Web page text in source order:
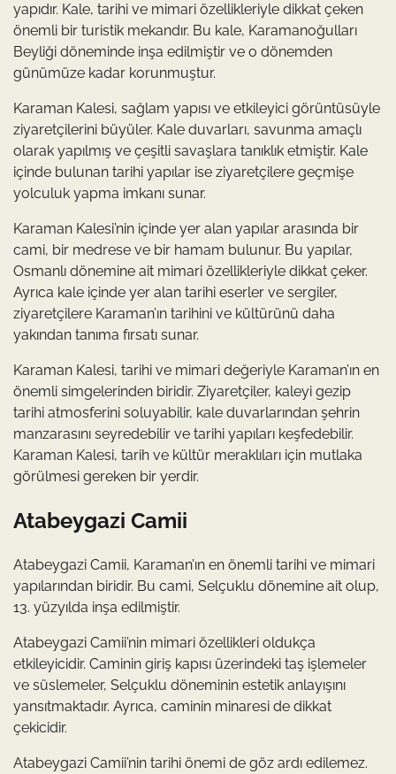
yapıdır. Kale, tarihi ve mimari özellikleriyle dikkat çeken
önemli bir turistik mekandır. Bu kale, Karamanoğulları
Beyliği döneminde inşa edilmiştir ve o dönemden
günümüze kadar korunmuştur.
Karaman Kalesi, sağlam yapısı ve etkileyici görüntüsüyle
ziyaretçilerini büyüler. Kale duvarları, savunma amaçlı
olarak yapılmış ve çeşitli savaşlara tanıklık etmiştir. Kale
içinde bulunan tarihi yapılar ise ziyaretçilere geçmişe
yolculuk yapma imkanı sunar.
Karaman Kalesi’nin içinde yer alan yapılar arasında bir
cami, bir medrese ve bir hamam bulunur. Bu yapılar,
Osmanlı dönemine ait mimari özellikleriyle dikkat çeker.
Ayrıca kale içinde yer alan tarihi eserler ve sergiler,
ziyaretçilere Karaman’ın tarihini ve kültürünü daha
yakından tanıma fırsatı sunar.
Karaman Kalesi, tarihi ve mimari değeriyle Karaman’ın en
önemli simgelerinden biridir. Ziyaretçiler, kaleyi gezip
tarihi atmosferini soluyabilir, kale duvarlarından şehrin
manzarasını seyredebilir ve tarihi yapıları keşfedebilir.
Karaman Kalesi, tarih ve kültür meraklıları için mutlaka
görülmesi gereken bir yerdir.
Atabeygazi Camii
Atabeygazi Camii, Karaman’ın en önemli tarihi ve mimari
yapılarından biridir. Bu cami, Selçuklu dönemine ait olup,
13. yüzyılda inşa edilmiştir.
Atabeygazi Camii’nin mimari özellikleri oldukça
etkileyicidir. Caminin giriş kapısı üzerindeki taş işlemeler
ve süslemeler, Selçuklu döneminin estetik anlayışını
yansıtmaktadır. Ayrıca, caminin minaresi de dikkat
çekicidir.
Atabeygazi Camii’nin tarihi önemi de göz ardı edilemez.